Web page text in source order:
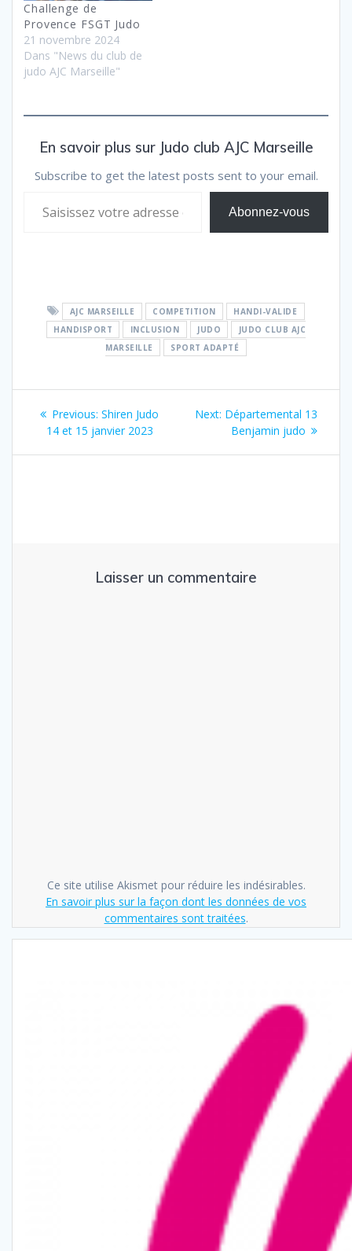
Challenge de
Provence FSGT Judo
21 novembre 2024
Dans "News du club de
judo AJC Marseille"
En savoir plus sur Judo club AJC Marseille
Subscribe to get the latest posts sent to your email.
Abonnez-vous
AJC MARSEILLE COMPETITION
HANDI-VALIDE
HANDISPORT
INCLUSION JUDO
JUDO CLUB AJC
MARSEILLE
SPORT ADAPTÉ
Navigation
Previous: Previous
post:
Shiren Judo
14 et 15 janvier 2023
Next: Next
post:
Départemental 13
Benjamin judo
Laisser un commentaire
Ce site utilise Akismet pour réduire les indésirables.
En savoir plus sur la façon dont les données de vos
commentaires sont traitées.